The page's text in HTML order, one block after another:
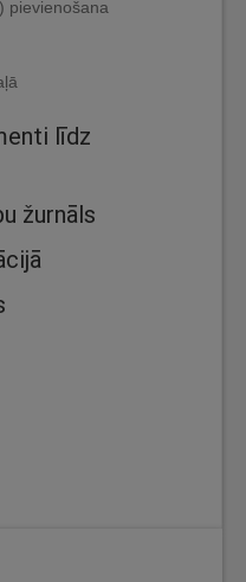
pievienošana
līdz
žurnāls